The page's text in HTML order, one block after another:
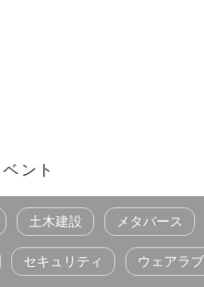
ベント
土木建設 メタバース
セキュリティ ウェアラ